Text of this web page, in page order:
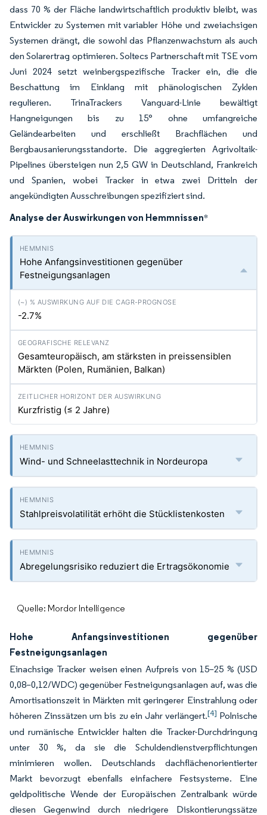
dass 70 % der Fläche landwirtschaftlich produktiv bleibt, was
Entwickler zu Systemen mit variabler Höhe und zweiachsigen
Systemen drängt, die sowohl das Pflanzenwachstum als auch
den Solarertrag optimieren. Soltecs Partnerschaft mit TSE vom
Juni 2024 setzt weinbergspezifische Tracker ein, die die
Beschattung im Einklang mit phänologischen Zyklen
regulieren. TrinaTrackers Vanguard-Linie bewältigt
Hangneigungen bis zu 15° ohne umfangreiche
Geländearbeiten und erschließt Brachflächen und
Bergbausanierungsstandorte. Die aggregierten Agrivoltaik-
Pipelines übersteigen nun 2,5 GW in Deutschland, Frankreich
und Spanien, wobei Tracker in etwa zwei Dritteln der
angekündigten Ausschreibungen spezifiziert sind.
Analyse der Auswirkungen von Hemmnissen*
Hohe Anfangsinvestitionen gegenüber
Festneigungsanlagen
-2.7%
Gesamteuropäisch, am stärksten in preissensiblen
Märkten (Polen, Rumänien, Balkan)
Kurzfristig (≤ 2 Jahre)
Wind- und Schneelasttechnik in Nordeuropa
Stahlpreisvolatilität erhöht die Stücklistenkosten
Abregelungsrisiko reduziert die Ertragsökonomie
Quelle: Mordor Intelligence
Hohe Anfangsinvestitionen gegenüber
Festneigungsanlagen
Einachsige Tracker weisen einen Aufpreis von 15–25 % (USD
0,08–0,12/WDC) gegenüber Festneigungsanlagen auf, was die
Amortisationszeit in Märkten mit geringerer Einstrahlung oder
höheren Zinssätzen um bis zu ein Jahr verlängert.[4] Polnische
und rumänische Entwickler halten die Tracker-Durchdringung
unter 30 %, da sie die Schuldendienstverpflichtungen
minimieren wollen. Deutschlands dachflächenorientierter
Markt bevorzugt ebenfalls einfachere Festsysteme. Eine
geldpolitische Wende der Europäischen Zentralbank würde
diesen Gegenwind durch niedrigere Diskontierungssätze